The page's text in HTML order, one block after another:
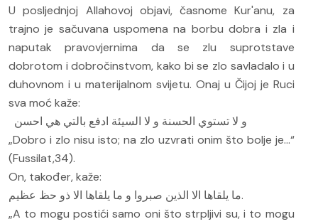
U posljednjoj Allahovoj objavi, časnome Kur'anu, za
trajno je sačuvana uspomena na borbu dobra i zla i
naputak pravovjernima da se zlu suprotstave
dobrotom i dobročinstvom, kako bi se zlo savladalo i u
duhovnom i u materijalnom svijetu. Onaj u Čijoj je Ruci
sva moć kaže:
„Dobro i zlo nisu isto; na zlo uzvrati onim što bolje je...“
(Fussilat,34).
On, također, kaže:
ما يلقاها الا الذين صبروا و ما يلقاها الا ذو حظ عظيم.
„A to mogu postići samo oni što strpljivi su, i to mogu